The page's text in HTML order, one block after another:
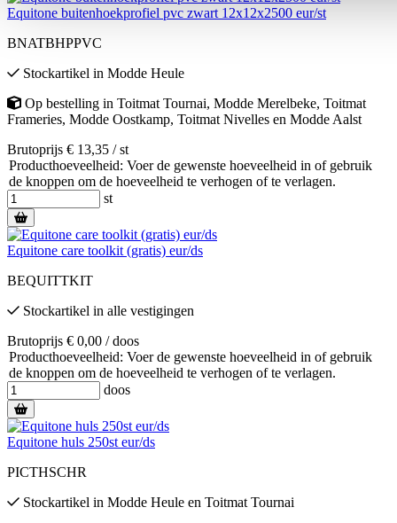
Equitone buitenhoekprofiel pvc zwart 12x12x2500 eur/st
BNATBHPPVC
Stockartikel in Modde Heule
Op bestelling in Toitmat Tournai, Modde Merelbeke, Toitmat
Frameries, Modde Oostkamp, Toitmat Nivelles en Modde Aalst
Brutoprijs € 13,35 / st
Producthoeveelheid: Voer de gewenste hoeveelheid in of gebruik
de knoppen om de hoeveelheid te verhogen of te verlagen.
st
Equitone care toolkit (gratis) eur/ds
BEQUITTKIT
Stockartikel in alle vestigingen
Brutoprijs € 0,00 / doos
Producthoeveelheid: Voer de gewenste hoeveelheid in of gebruik
de knoppen om de hoeveelheid te verhogen of te verlagen.
doos
Equitone huls 250st eur/ds
PICTHSCHR
Stockartikel in Modde Heule en Toitmat Tournai